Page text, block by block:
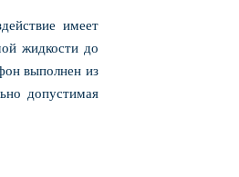
имеет
жидкости до
выполнен из
допустимая